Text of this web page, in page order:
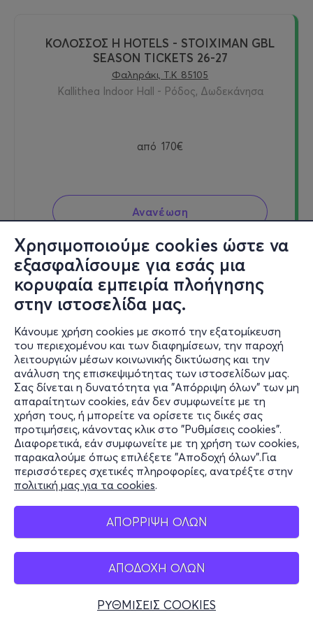
Χρησιμοποιούμε cookies ώστε να
εξασφαλίσουμε για εσάς μια
κορυφαία εμπειρία πλοήγησης
στην ιστοσελίδα μας.
Κάνουμε χρήση cookies με σκοπό την εξατομίκευση
του περιεχομένου και των διαφημίσεων, την παροχή
λειτουργιών μέσων κοινωνικής δικτύωσης και την
ανάλυση της επισκεψιμότητας των ιστοσελίδων μας.
Σας δίνεται η δυνατότητα για "Απόρριψη όλων" των μη
απαραίτητων cookies, εάν δεν συμφωνείτε με τη
χρήση τους, ή μπορείτε να ορίσετε τις δικές σας
προτιμήσεις, κάνοντας κλικ στο "Ρυθμίσεις cookies".
Διαφορετικά, εάν συμφωνείτε με τη χρήση των cookies,
παρακαλούμε όπως επιλέξετε "Αποδοχή όλων".Για
περισσότερες σχετικές πληροφορίες, ανατρέξτε στην
πολιτική μας για τα cookies.
ΑΠΟΡΡΙΨΗ ΟΛΩΝ
ΑΠΟΔΟΧΗ ΟΛΩΝ
ΡΥΘΜΙΣΕΙΣ COOKIES
ΚΟΛΟΣΣΟΣ H HOTELS - STOIXIMAN GBL
SEASON TICKETS 26-27
Φαληράκι, Τ.Κ 85105
Kallithea Indoor Hall - Ρόδος, Δωδεκάνησα
από 170€
Ανανέωση
Εισιτήρια